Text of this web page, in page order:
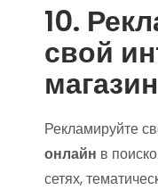
10.
свой
магазин
Рекламируйте
онлайн в
сетях,